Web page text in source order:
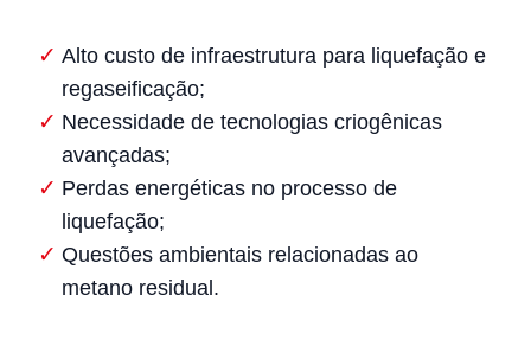
Alto custo de infraestrutura para liquefação e
regaseificação;
Necessidade de tecnologias criogênicas
avançadas;
Perdas energéticas no processo de
liquefação;
Questões ambientais relacionadas ao
metano residual.